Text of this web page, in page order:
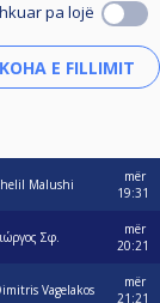
pa lojë
Malushi
mër
19:31
Σφ.
mër
20:21
Vagelakos
mër
21:21